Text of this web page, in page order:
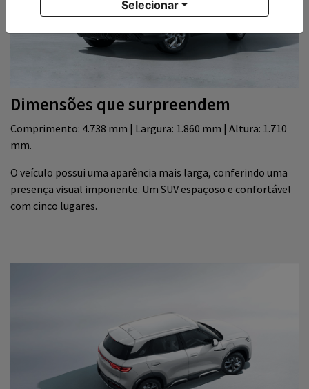
Dimensões que surpreendem
Comprimento: 4.738 mm | Largura: 1.860 mm | Altura: 1.710
mm.
O veículo possui uma aparência mais larga, conferindo uma
presença visual imponente. Um SUV espaçoso e confortável
com cinco lugares.
Selecionar